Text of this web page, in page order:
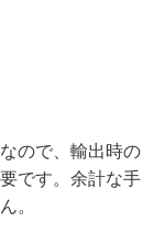
ので、輸出時の
です。余計な手
。